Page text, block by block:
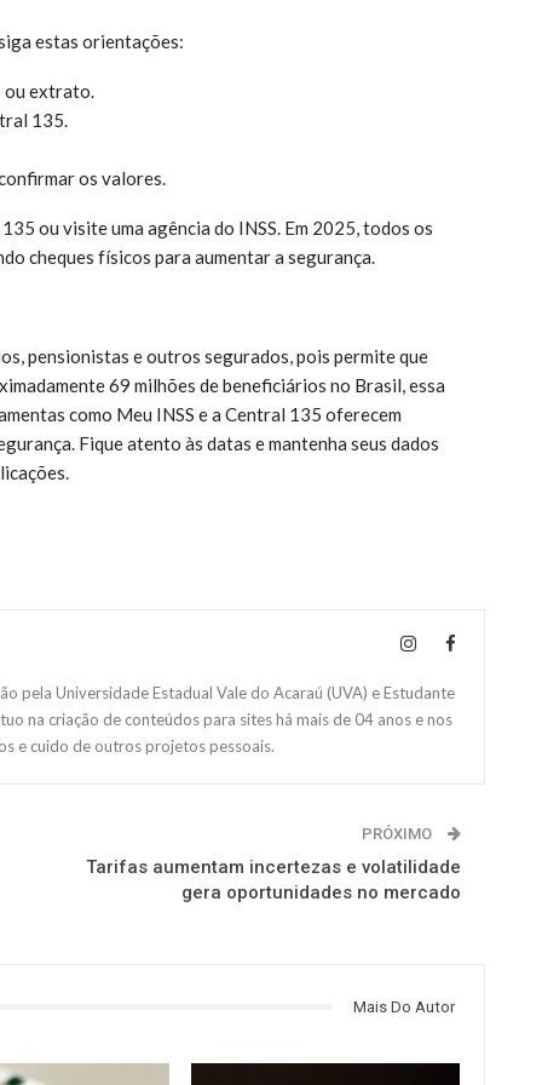
estas orientações:
ou extrato.
135.
os valores.
ou visite uma agência do INSS. Em 2025, todos os
cheques físicos para aumentar a segurança.
pensionistas e outros segurados, pois permite que
69 milhões de beneficiários no Brasil, essa
como Meu INSS e a Central 135 oferecem
Fique atento às datas e mantenha seus dados
pela Universidade Estadual Vale do Acaraú (UVA) e Estudante
na criação de conteúdos para sites há mais de 04 anos e nos
e cuido de outros projetos pessoais.
PRÓXIMO
Tarifas aumentam incertezas e volatilidade
gera oportunidades no mercado
Mais Do Autor